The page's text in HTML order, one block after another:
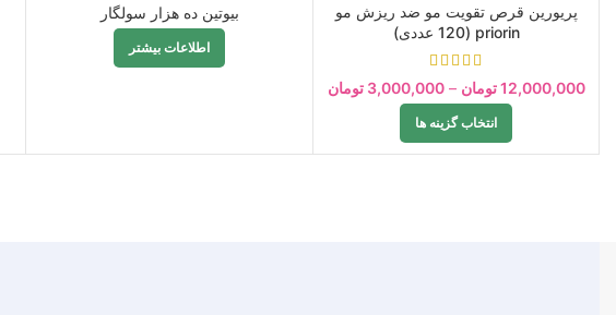
پریورین قرص تقویت مو ضد ریزش مو
priorin (120 عددی)
12,000,000 تومان –
3,000,000 تومان
انتخاب گزینه ها
بیوتین ده هزار سولگار
اطلاعات بیشتر